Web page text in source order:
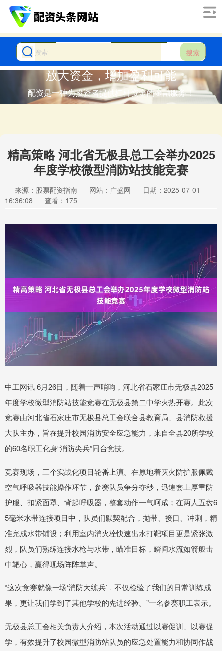
搜索
放大资金，增加盈利可能
配资是一种为投资者提供杠杆资金的金融服务！
精高策略 河北省无极县总工会举办2025
年度学校微型消防站技能竞赛
来源：股票配资指南 网站：广盛网
日期：2025-07-01
16:36:08
查看：175
中工网讯 6月26日，随着一声哨响，河北省石家庄市无极县2025
年度学校微型消防站技能竞赛在无极县第二中学火热开赛。此次
竞赛由河北省石家庄市无极县总工会联合县教育局、县消防救援
大队主办，旨在提升校园消防安全应急能力，来自全县20所学校
的60名职工化身“消防尖兵”同台竞技。
竞赛现场，三个实战化项目轮番上演。在原地着灭火防护服佩戴
空气呼吸器技能操作环节，参赛队员争分夺秒，迅速套上厚重防
护服、扣紧面罩、背起呼吸器，整套动作一气呵成；在两人五盘6
5毫米水带连接项目中，队员们默契配合，抛带、接口、冲刺，精
准完成水带铺设；利用室内消火栓快速出水打靶项目更是紧张激
烈，队员们熟练连接水枪与水带，瞄准目标，瞬间水流如箭般击
中靶心，赢得现场阵阵掌声。
“这次竞赛就像一场‘消防大练兵’，不仅检验了我们的日常训练成
果，更让我们学到了其他学校的先进经验。”一名参赛职工表示。
无极县总工会相关负责人介绍，本次活动通过以赛促训、以赛促
学，有效提升了校园微型消防站队员的应急处置能力和协同作战